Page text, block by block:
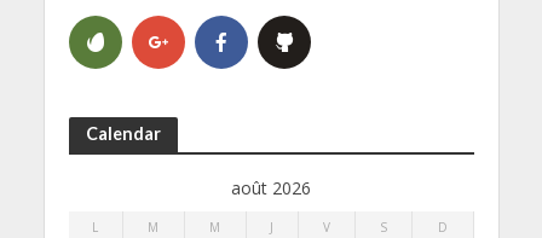
Calendar
août 2026
L M M J V S D